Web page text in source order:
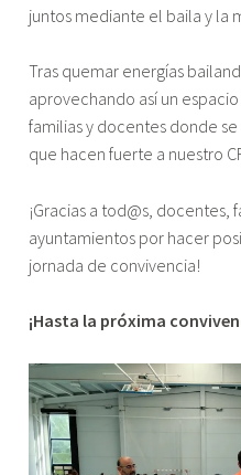
juntos mediante el baila y la
Tras quemar energías
aprovechando así un
familias y docentes donde
que hacen fuerte a nuestro
¡Gracias a tod@s, docentes,
ayuntamientos por hacer
jornada de convivencia!
¡Hasta la próxima